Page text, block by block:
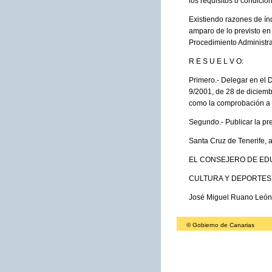
Existiendo razones de
amparo de lo previsto
Procedimiento
R E S U E L V O:
Primero.- Delegar en el
9/2001, de 28 de
como la comprobación
Segundo.- Publicar la
Santa Cruz de Tenerife,
EL CONSEJERO DE
CULTURA Y
José Miguel Ruano
© Gobierno de Canarias